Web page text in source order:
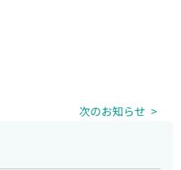
次のお知らせ